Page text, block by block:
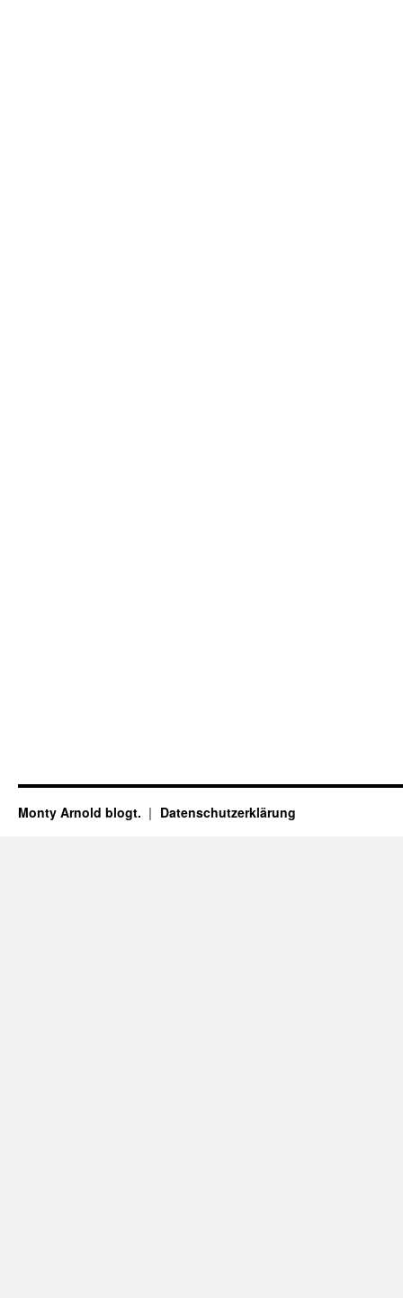
Monty Arnold blogt. Datenschutz­erklärung